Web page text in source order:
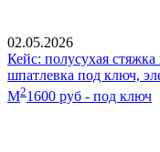
02.05.2026
Кейс: полусухая
шпатлевка под ключ,
М21600 руб - под ключ